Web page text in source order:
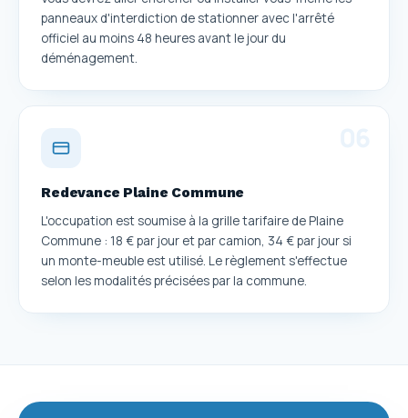
panneaux d'interdiction de stationner avec l'arrêté
officiel au moins 48 heures avant le jour du
déménagement.
Redevance Plaine Commune
L'occupation est soumise à la grille tarifaire de Plaine
Commune : 18 € par jour et par camion, 34 € par jour si
un monte-meuble est utilisé. Le règlement s'effectue
selon les modalités précisées par la commune.